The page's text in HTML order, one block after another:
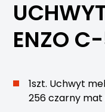
ENZO
1szt. Uchwyt
256 czarny mat